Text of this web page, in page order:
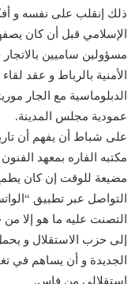
ذلك إنقلب على نفسه و
الإسلامي قبل أن كان
مسؤولين ساميين
الأمنية بالرباط و عقد
الدبلوماسية مع الجار
عمودية مجلس المدينة.
على شباط أن يفهم أن
مكتبه الفاره بمعهد
مضيعة للوقت إن كان
التواصل عبر تطبيق
التصنت عليه ما هو إلا
إلى حزب الاستقلال و
الجديدة و أن يساهم في
استقلالي من فاس.